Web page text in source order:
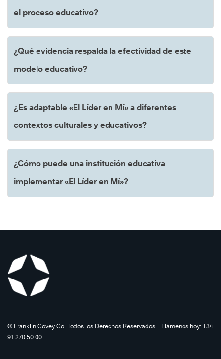
el proceso educativo?
¿Qué evidencia respalda la efectividad de este
modelo educativo?
¿Es adaptable «El Líder en Mí» a diferentes
contextos culturales y educativos?
¿Cómo puede una institución educativa
implementar «El Líder en Mí»?
©️ Franklin Covey Co. Todos los Derechos Reservados. | Llámenos hoy: +34
91 270 50 00